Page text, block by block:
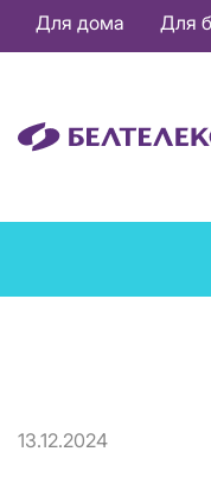
Основная
навигация
Для дома Для
13.12.2024